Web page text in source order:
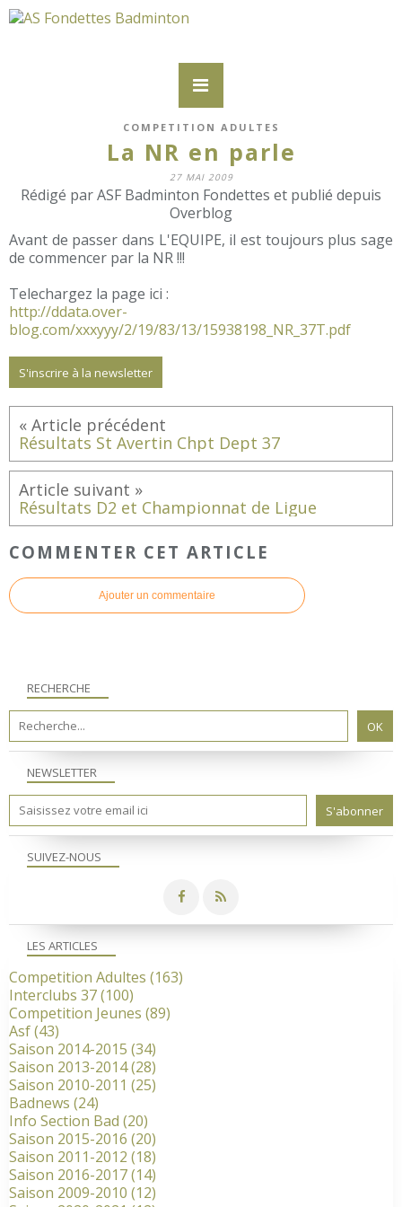
COMPETITION ADULTES
La NR en parle
27 MAI 2009
Rédigé par ASF Badminton Fondettes et publié depuis
Overblog
Avant de passer dans L'EQUIPE, il est toujours plus sage
de commencer par la NR !!!
Telechargez la page ici :
http://ddata.over-
blog.com/xxxyyy/2/19/83/13/15938198_NR_37T.pdf
S'inscrire à la newsletter
Résultats St Avertin Chpt Dept 37
Résultats D2 et Championnat de Ligue
COMMENTER CET ARTICLE
Ajouter un commentaire
NEWSLETTER
SUIVEZ-NOUS
RECHERCHE
LES ARTICLES
Competition Adultes (163)
Interclubs 37(100)
Competition Jeunes (89)
Asf(43)
Saison 2014-2015 (34)
Saison 2013-2014(28)
Saison 2010-2011 (25)
Badnews (24)
Info Section Bad (20)
Saison 2015-2016 (20)
Saison 2011-2012 (18)
Saison 2016-2017(14)
Saison 2009-2010 (12)